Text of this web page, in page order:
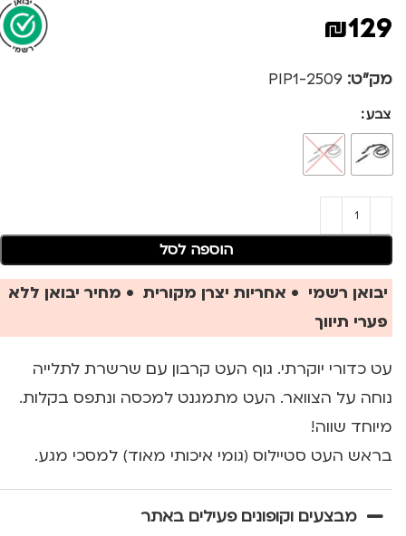
₪129
מק"ט: 2509-PIP1
צבע
הוספה לסל
יבואן רשמי • אחריות יצרן מקורית • מחיר יבואן ללא
פערי תיווך
עט כדורי יוקרתי. גוף העט קרבון עם שרשרת לתלייה
נוחה על הצוואר. העט מתמגנט למכסה ונתפס בקלות.
מיוחד שווה!
בראש העט סטיילוס (גומי איכותי מאוד) למסכי מגע.
מבצעים וקופונים פעילים באתר